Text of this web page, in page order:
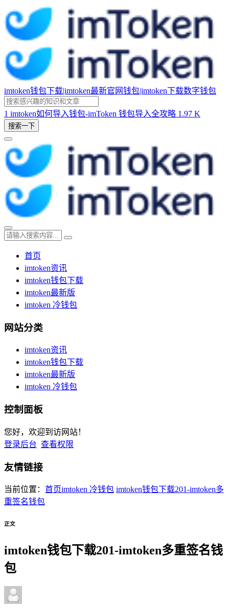
imtoken钱包下载|imtoken最新官网钱包|imtoken下载数字钱包
1 imtoken如何导入钱包-imToken 钱包导入全攻略 1.97 K
搜索一下
首页
imtoken资讯
imtoken钱包下载
imtoken最新版
imtoken 冷钱包
网站分类
imtoken资讯
imtoken钱包下载
imtoken最新版
imtoken 冷钱包
控制面板
您好，欢迎到访网站！
登录后台 查看权限
友情链接
当前位置： 首页imtoken 冷钱包 imtoken钱包下载201-imtoken多
重签名钱包
正文
imtoken钱包下载201-imtoken多重签名钱
包